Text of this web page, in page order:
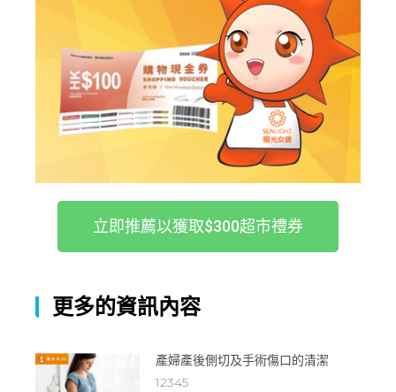
立即推薦以獲取$300超市禮券
更多的資訊內容
產婦產後側切及手術傷口的清潔
12345